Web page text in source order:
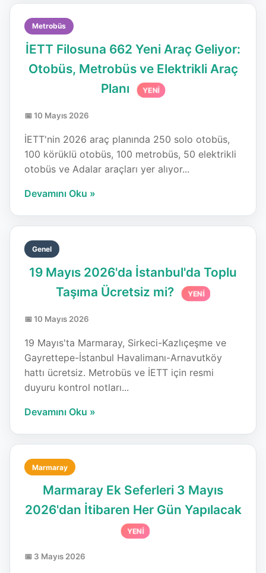
Metrobüs
İETT Filosuna 662 Yeni Araç Geliyor:
Otobüs, Metrobüs ve Elektrikli Araç
Planı
YENİ
📅 10 Mayıs 2026
İETT'nin 2026 araç planında 250 solo otobüs,
100 körüklü otobüs, 100 metrobüs, 50 elektrikli
otobüs ve Adalar araçları yer alıyor...
Devamını Oku »
Genel
19 Mayıs 2026'da İstanbul'da Toplu
Taşıma Ücretsiz mi?
YENİ
📅 10 Mayıs 2026
19 Mayıs'ta Marmaray, Sirkeci-Kazlıçeşme ve
Gayrettepe-İstanbul Havalimanı-Arnavutköy
hattı ücretsiz. Metrobüs ve İETT için resmi
duyuru kontrol notları...
Devamını Oku »
Marmaray
Marmaray Ek Seferleri 3 Mayıs
2026'dan İtibaren Her Gün Yapılacak
YENİ
📅 3 Mayıs 2026